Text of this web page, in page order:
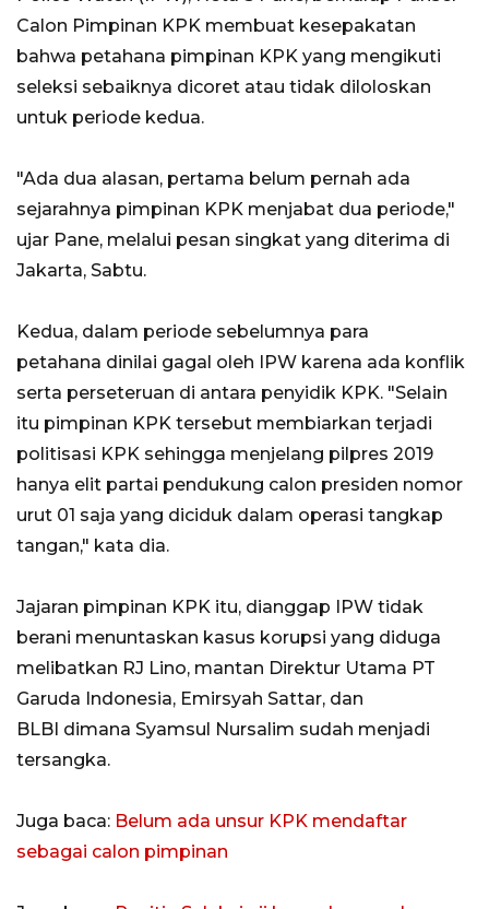
Calon Pimpinan KPK membuat kesepakatan
bahwa petahana pimpinan KPK yang mengikuti
seleksi sebaiknya dicoret atau tidak diloloskan
untuk periode kedua.
"Ada dua alasan, pertama belum pernah ada
sejarahnya pimpinan KPK menjabat dua periode,"
ujar Pane, melalui pesan singkat yang diterima di
Jakarta, Sabtu.
Kedua, dalam periode sebelumnya para
petahana dinilai gagal oleh IPW karena ada konflik
serta perseteruan di antara penyidik KPK. "Selain
itu pimpinan KPK tersebut membiarkan terjadi
politisasi KPK sehingga menjelang pilpres 2019
hanya elit partai pendukung calon presiden nomor
urut 01 saja yang diciduk dalam operasi tangkap
tangan," kata dia.
Jajaran pimpinan KPK itu, dianggap IPW tidak
berani menuntaskan kasus korupsi yang diduga
melibatkan RJ Lino, mantan Direktur Utama PT
Garuda Indonesia, Emirsyah Sattar, dan
BLBI dimana Syamsul Nursalim sudah menjadi
tersangka.
Juga baca: Belum ada unsur KPK mendaftar
sebagai calon pimpinan